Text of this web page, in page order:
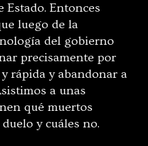
Estado. Entonces
luego de la
del gobierno
precisamente por
rápida y abandonar a
a unas
qué muertos
y cuáles no.